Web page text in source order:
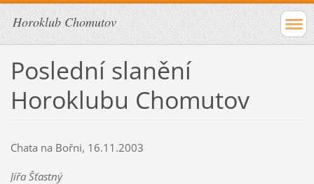
Horoklub Chomutov
Poslední slanění
Horoklubu Chomutov
Chata na Bořni, 16.11.2003
Jířa Šťastný